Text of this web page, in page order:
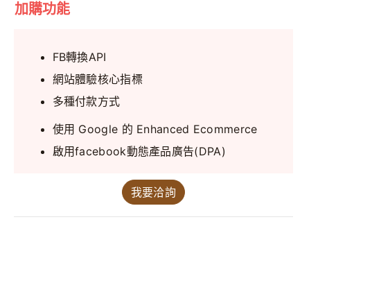
加購功能
FB轉換API
網站體驗核心指標
多種付款方式
使用 Google 的 Enhanced Ecommerce
啟用facebook動態產品廣告(DPA)
我要洽詢